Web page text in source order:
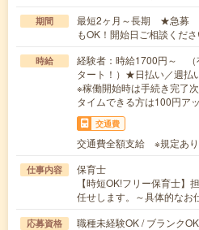
期間
最短2ヶ月～長期 ★急募
もOK！開始日ご相談くださ
時給
経験者：時給1700円～ （
タート！）★日払い／週払
※稼働開始時は手続き完了
タイムできる方は100円ア
交通費
交通費全額支給 ※規定あり
仕事内容
保育士
【時短OK!フリー保育士】
任せします。～具体的な
応募資格
職種未経験OK / ブランク